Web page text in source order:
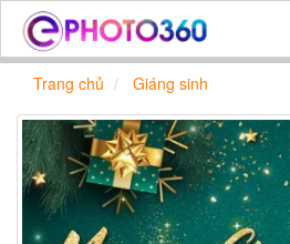
Trang chủ Giáng sinh